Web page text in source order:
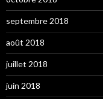
septembre 2018
août 2018
juillet 2018
juin 2018